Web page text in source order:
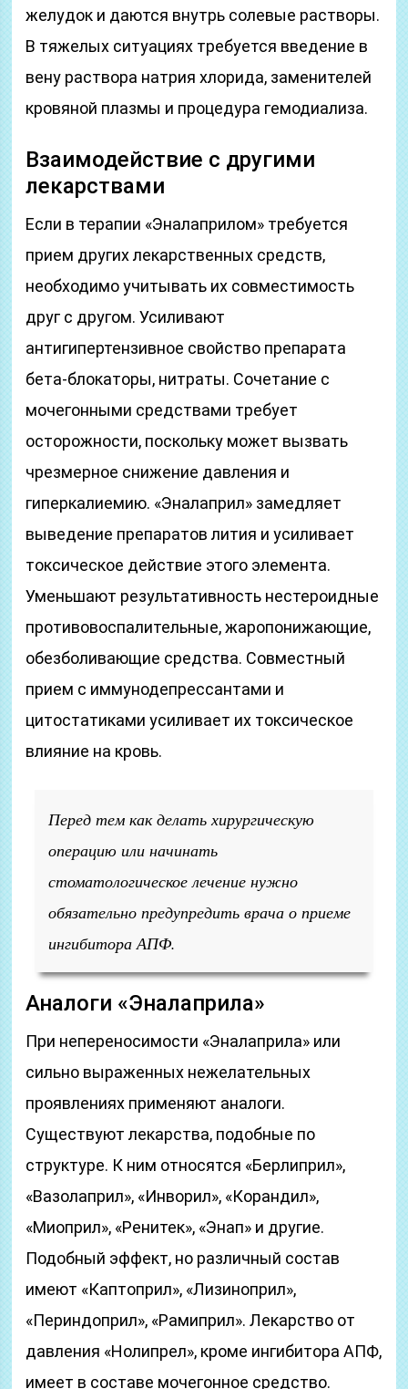
желудок и даются внутрь солевые растворы.
В тяжелых ситуациях требуется введение в
вену раствора натрия хлорида, заменителей
кровяной плазмы и процедура гемодиализа.
Взаимодействие с другими
лекарствами
Если в терапии «Эналаприлом» требуется
прием других лекарственных средств,
необходимо учитывать их совместимость
друг с другом. Усиливают
антигипертензивное свойство препарата
бета-блокаторы, нитраты. Сочетание с
мочегонными средствами требует
осторожности, поскольку может вызвать
чрезмерное снижение давления и
гиперкалиемию. «Эналаприл» замедляет
выведение препаратов лития и усиливает
токсическое действие этого элемента.
Уменьшают результативность нестероидные
противовоспалительные, жаропонижающие,
обезболивающие средства. Совместный
прием с иммунодепрессантами и
цитостатиками усиливает их токсическое
влияние на кровь.
Перед тем как делать хирургическую
операцию или начинать
стоматологическое лечение нужно
обязательно предупредить врача о приеме
ингибитора АПФ.
Аналоги «Эналаприла»
При непереносимости «Эналаприла» или
сильно выраженных нежелательных
проявлениях применяют аналоги.
Существуют лекарства, подобные по
структуре. К ним относятся «Берлиприл»,
«Вазолаприл», «Инворил», «Корандил»,
«Миоприл», «Ренитек», «Энап» и другие.
Подобный эффект, но различный состав
имеют «Каптоприл», «Лизиноприл»,
«Периндоприл», «Рамиприл». Лекарство от
давления «Нолипрел», кроме ингибитора АПФ,
имеет в составе мочегонное средство.